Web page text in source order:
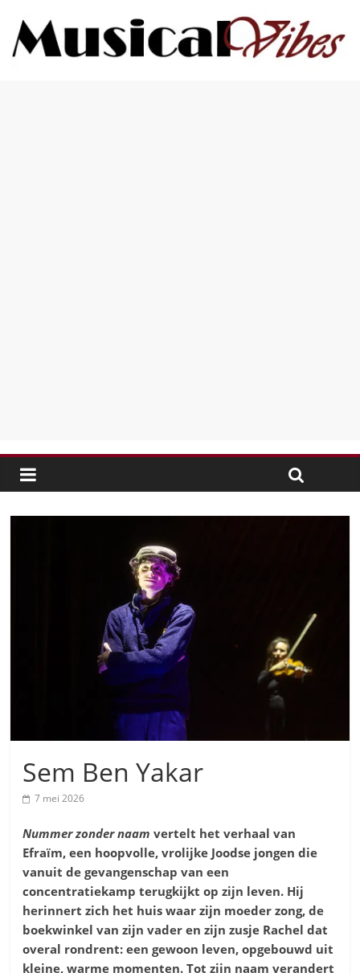
Sem Ben Yakar
7 mei 2026
Nummer zonder naam vertelt het verhaal van
Efraïm, een hoopvolle, vrolijke Joodse jongen die
vanuit de gevangenschap van een
concentratiekamp terugkijkt op zijn leven. Hij
herinnert zich het huis waar zijn moeder zong, de
boekwinkel van zijn vader en zijn zusje Rachel dat
overal rondrent: een gewoon leven, opgebouwd uit
kleine, warme momenten. Tot zijn naam verandert